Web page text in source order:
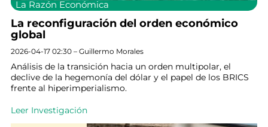
La Razón Económica
La reconfiguración del orden económico
global
2026-04-17 02:30 – Guillermo Morales
Análisis de la transición hacia un orden multipolar, el
declive de la hegemonía del dólar y el papel de los BRICS
frente al hiperimperialismo.
Leer Investigación